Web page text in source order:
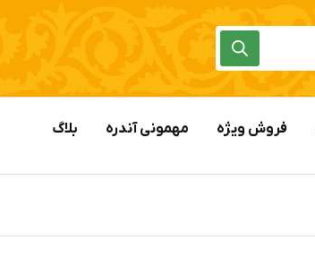
فروش ویژه مهمونی آندره بلاگ